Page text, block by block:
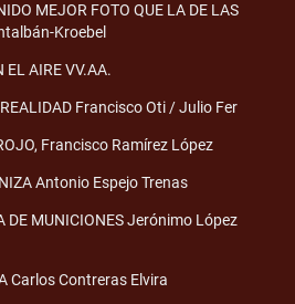
MEJOR FOTO QUE LA DE LAS
Kroebel
EL AIRE VV.AA.
Francisco Oti / Julio Fer
Francisco Ramírez López
Antonio Espejo Trenas
DE MUNICIONES Jerónimo López
Carlos Contreras Elvira